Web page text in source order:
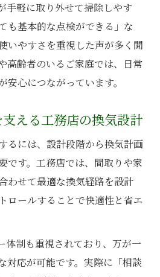
手軽に取り外せて掃除しやす
も基本的な点検ができる」な
いやすさを重視した声が多く聞
高齢者のいるご家庭では、日常
安心につながっています。
える工務店の換気設計
るには、設計段階から換気計画
です。工務店では、間取りや家
わせて最適な換気経路を設計
ロールすることで快適性と省エ
体制も重視されており、万が一
対応が可能です。実際に「相談